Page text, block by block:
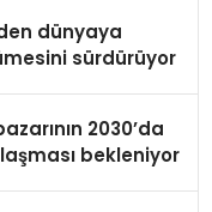
dünyaya
sürdürüyor
2030’da
bekleniyor